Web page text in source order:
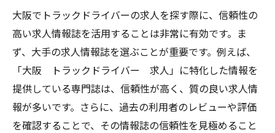
大阪でトラックドライバーの求人を探す際に、信頼性の
高い求人情報誌を活用することは非常に有効です。ま
ず、大手の求人情報誌を選ぶことが重要です。例えば、
「大阪 トラックドライバー 求人」に特化した情報を
提供している専門誌は、信頼性が高く、質の良い求人情
報が多いです。さらに、過去の利用者のレビューや評価
を確認することで、その情報誌の信頼性を見極めること